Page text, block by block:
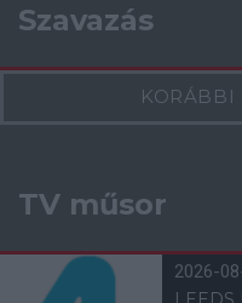
Szavazás
KORÁBBI
TV műsor
2026-